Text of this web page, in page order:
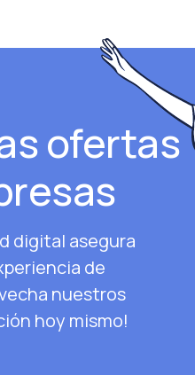
ofertas
digital asegura
de
nuestros
hoy mismo!